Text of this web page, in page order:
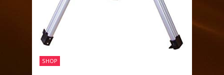
SHOP